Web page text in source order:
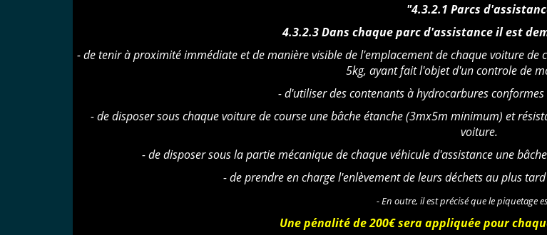
"4.3.2.1 Parcs
4.3.2.3 Dans chaque parc d'assistance il est
- de tenir à proximité immédiate et de manière visible de l'emplacement de chaque voiture
5kg, ayant fait l'objet d'un controle de
- d'utiliser des contenants à hydrocarbures
- de disposer sous chaque voiture de course une bâche étanche (3mx5m minimum) et
voiture.
- de disposer sous la partie mécanique de chaque véhicule d'assistance une
-de prendre en charge l'enlèvement de leurs déchets au plus
- En outre, il est précisé que le piquetage
Une pénalité de 200€ sera appliquée pour